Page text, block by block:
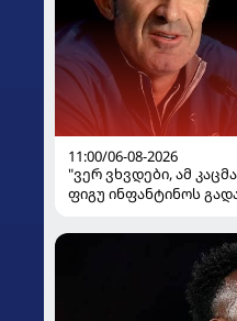
11:00/06-08-2026
"ვერ ვხვდები, ამ
ფიგუ ინფანტინოს